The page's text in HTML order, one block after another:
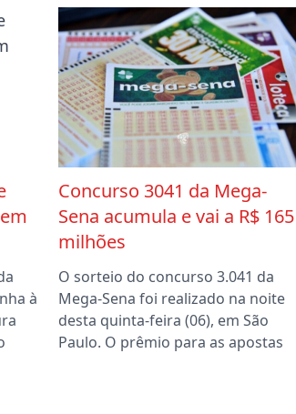
à
Concurso 3041 da Mega-
Sena acumula e vai a R$ 165
milhões
O sorteio do concurso 3.041 da
Mega-Sena foi realizado na noite
desta quinta-feira (06), em São
Paulo. O prêmio para as apostas